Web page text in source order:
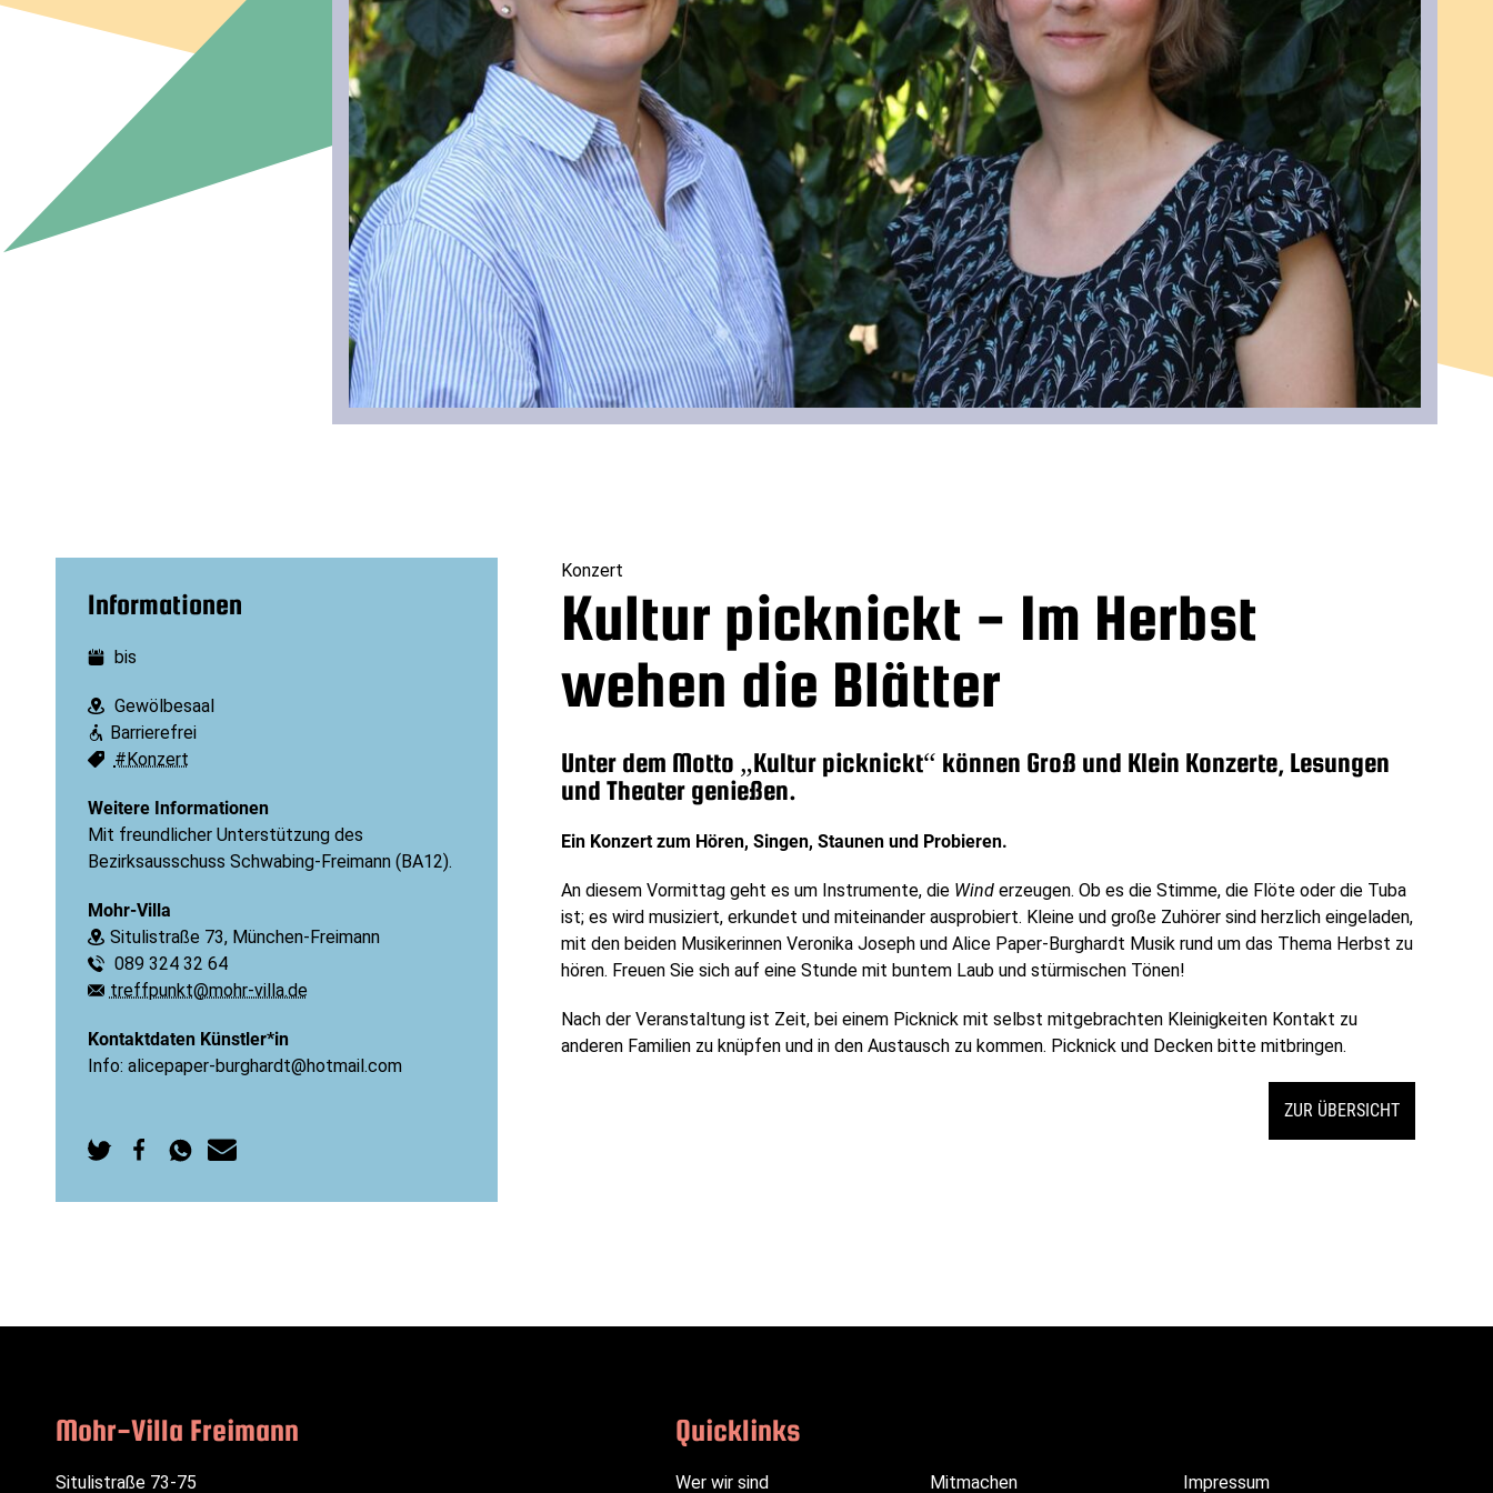
Konzert
Kultur picknickt - Im Herbst
wehen die Blätter
Unter dem Motto „Kultur picknickt“ können Groß und Klein Konzerte, Lesungen
und Theater genießen.
Ein Konzert zum Hören, Singen, Staunen und Probieren.
An diesem Vormittag geht es um Instrumente, die Wind erzeugen. Ob es die Stimme, die Flöte oder die Tuba
ist; es wird musiziert, erkundet und miteinander ausprobiert. Kleine und große Zuhörer sind herzlich eingeladen,
mit den beiden Musikerinnen Veronika Joseph und Alice Paper-Burghardt Musik rund um das Thema Herbst zu
hören. Freuen Sie sich auf eine Stunde mit buntem Laub und stürmischen Tönen!
Nach der Veranstaltung ist Zeit, bei einem Picknick mit selbst mitgebrachten Kleinigkeiten Kontakt zu
anderen Familien zu knüpfen und in den Austausch zu kommen. Picknick und Decken bitte mitbringen.
ZUR ÜBERSICHT
Informationen
Datum:
bis
Ort:
Gewölbesaal
Barrierefreiheit:
Barrierefrei
Schlagworte:
#Konzert
Weitere Informationen
Mit freundlicher Unterstützung des
Bezirksausschuss Schwabing-Freimann (BA12).
Mohr-Villa
Ort:
Situlistraße 73, München-Freimann
Telefon:
089 324 32 64
E-Mail:
treffpunkt@mohr-villa.de
Kontaktdaten Künstler*in
Info: alicepaper-burghardt@hotmail.com
TwitterFacebookWhatsApp
E-
Mohr-Villa Freimann
Situlistraße 73-75
Quicklinks
Navigation
Wer wir sind
Navigation Mitmachen
Navigation Impressum